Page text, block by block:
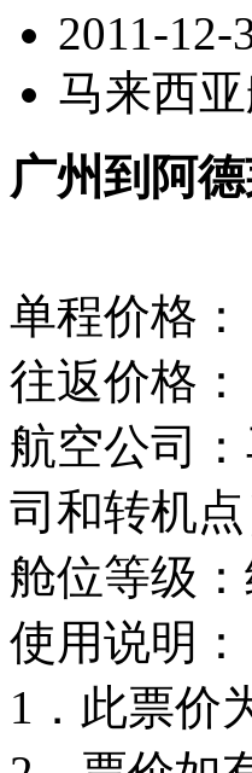
2011-12-
马来西
广州到阿
单程价格：
往返价格：
航空公司
司和转机点
舱位等级
使用说明：
1．此票价